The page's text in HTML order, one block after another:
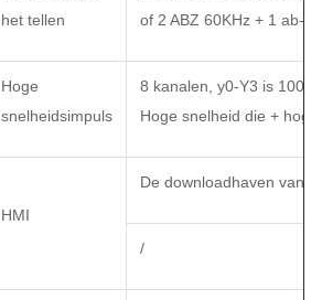
het tellen
of 2 ABZ 60KHz + 1 ab-
Hoge
snelheidsimpuls
8 kanalen, y0-Y3 is
Hoge snelheid die +
HMI
De downloadhaven van
/